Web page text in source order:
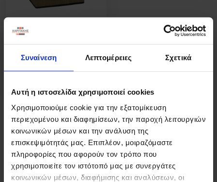
Συναίνεση Λεπτομέρειες Σχετικά
Αυτή η ιστοσελίδα χρησιμοποιεί cookies
Χρησιμοποιούμε cookie για την εξατομίκευση
περιεχομένου και διαφημίσεων, την παροχή λειτουργιών
κοινωνικών μέσων και την ανάλυση της
επισκεψιμότητάς μας. Επιπλέον, μοιραζόμαστε
πληροφορίες που αφορούν τον τρόπο που
χρησιμοποιείτε τον ιστότοπό μας με συνεργάτες
κοινωνικών μέσων, διαφήμισης και αναλύσεων, οι
ΚΑΛΑΘΙ ΑΠΛΥΤΩΝ BAMBOO ΜΕ
ΚΑΠΑΚΙ 40Χ30Χ50ΕΚ
1 - 3 από 3 προϊόντα